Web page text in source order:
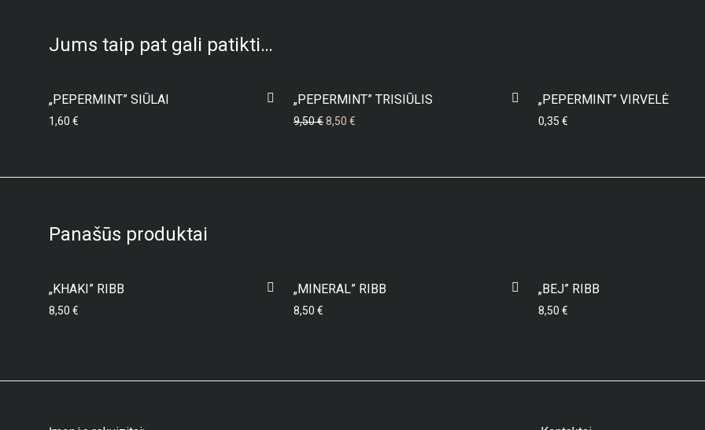
Jums taip pat gali patikti…
„PEPERMINT” SIŪLAI
1,60 €
„PEPERMINT” TRISIŪLIS
9,50€Original price was: 9,50 €.
8,50 €
„PEPERMINT” VIRVELĖ
0,35 €
Panašūs produktai
„KHAKI” RIBB
8,50 €
„MINERAL” RIBB
8,50 €
„BEJ” RIBB
8,50 €